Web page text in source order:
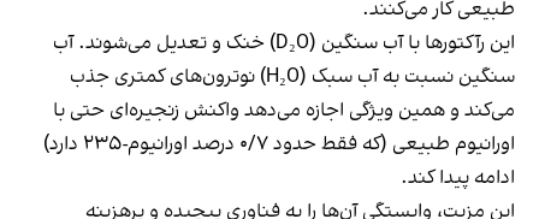
طبیعی کار می‌کنند.
این رآکتورها با آب سنگین (D₂O) خنک و تعدیل می‌شوند. آب
سنگین نسبت به آب سبک (H₂O) نوترون‌های کمتری جذب
می‌کند و همین ویژگی اجازه می‌دهد واکنش زنجیره‌ای حتی با
اورانیوم طبیعی (که فقط حدود ۰/۷ درصد اورانیوم-۲۳۵ دارد)
ادامه پیدا کند.
این مزیت، وابستگی آن‌ها را به فناوری پیچیده و پرهزینه